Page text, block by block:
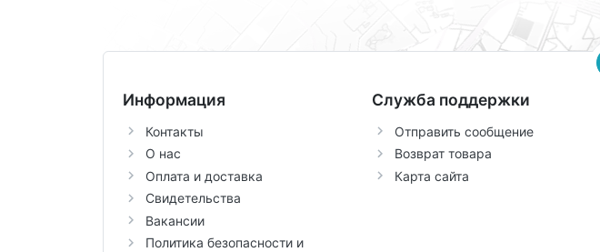
Информация
Контакты
О нас
Оплата и доставка
Свидетельства
Вакансии
Политика безопасности и
Служба поддержки
Отправить сообщение
Возврат товара
Карта сайта